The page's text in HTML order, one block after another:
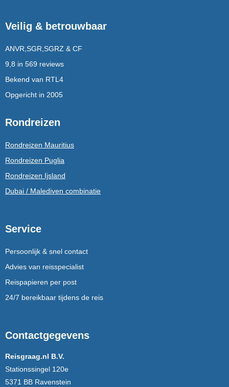
Veilig & betrouwbaar
ANVR,SGR,SGRZ & CF
9,8 in 569 reviews
Bekend van RTL4
Opgericht in 2005
Rondreizen
Rondreizen Mauritius
Rondreizen Puglia
Rondreizen Ijsland
Dubai / Malediven combinatie
Service
Persoonlijk & snel contact
Advies van reisspecialist
Reispapieren per post
24/7 bereikbaar tijdens de reis
Contactgegevens
Reisgraag.nl B.V.
Stationssingel 120e
5371 BB Ravenstein